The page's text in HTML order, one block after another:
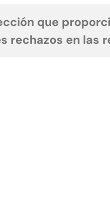
que
rechazos en las